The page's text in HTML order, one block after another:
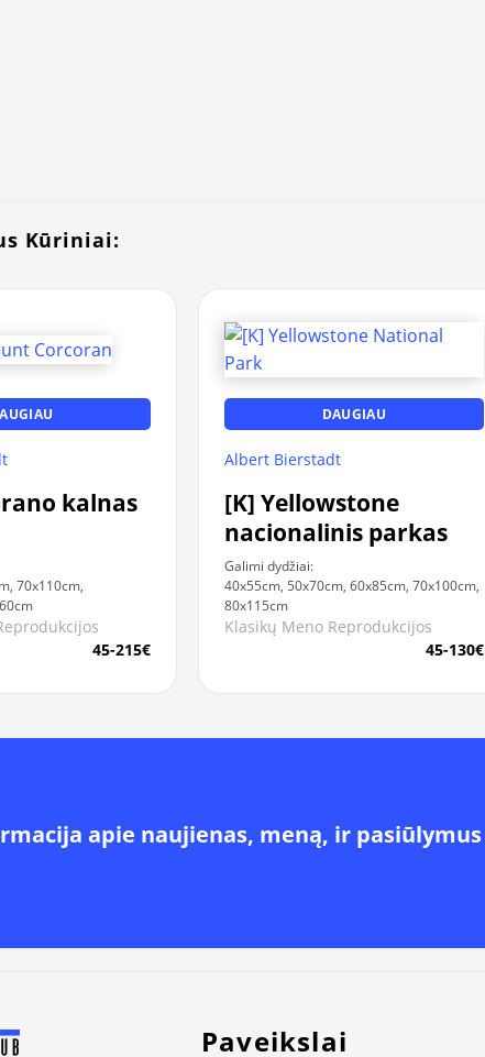
Kūriniai:
kalnas
70x110cm,
45-215€
DAUGIAU
Albert Bierstadt
[K] Yellowstone
nacionalinis parkas
Galimi dydžiai:
40x55cm, 50x70cm, 60x85cm, 70x100cm,
80x115cm
Klasikų Meno Reprodukcijos
45-130€
apie naujienas, meną, ir pasiūlymus
Paveikslai